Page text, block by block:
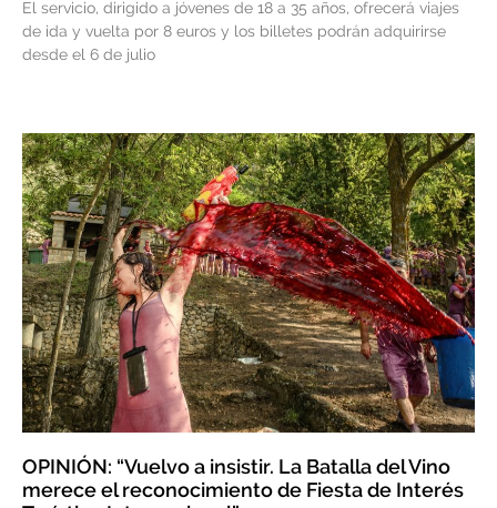
El servicio, dirigido a jóvenes de 18 a 35 años, ofrecerá viajes
de ida y vuelta por 8 euros y los billetes podrán adquirirse
desde el 6 de julio
OPINIÓN: “Vuelvo a insistir. La Batalla del Vino
merece el reconocimiento de Fiesta de Interés